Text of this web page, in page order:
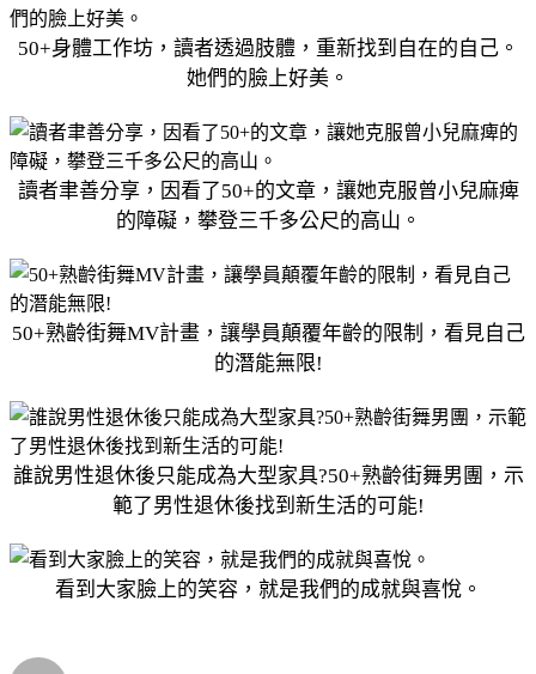
50+身體工作坊，讀者透過肢體，重新找到自在的自己。
她們的臉上好美。
讀者聿善分享，因看了50+的文章，讓她克服曾小兒麻痺
的障礙，攀登三千多公尺的高山。
50+熟齡街舞MV計畫，讓學員顛覆年齡的限制，看見自己
的潛能無限!
誰說男性退休後只能成為大型家具?50+熟齡街舞男團，示
範了男性退休後找到新生活的可能!
看到大家臉上的笑容，就是我們的成就與喜悅。